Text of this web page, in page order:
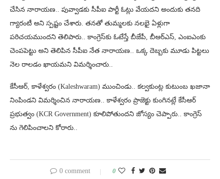
చేసిన నారాయణ.. పువ్వాడకు సీపీఐ పార్టీ ఓట్లు వేయదని అందుకు తనది
గ్యారంటీ అని స్పష్టం చేశారు. తనతో తుమ్మలకు నలభై ఏళ్లుగా
పరిచయముందని తెలిపారు.. కాంగ్రెస్‌కు ఓటేస్తే బీజేపీ, బీఆర్‌ఎస్, ఎంఐఎంకు
చెంపపెట్టు అని తెలిపిన సీపీఐ నేత నారాయణ.. ఒక్క దెబ్బకు మూడు పిట్టలు
నెల రాలడం ఖాయమని విమర్శించారు..
కేసీఆర్, కాళేశ్వరం (Kaleshwaram) ముంచిండు.. కల్వకుంట్ల కుటుంబ ఖజానా
నింపిండని విమర్శించిన నారాయణ.. కాళేశ్వరం ప్రాజెక్టు కుంగినట్లే కేసీఆర్
ప్రభుత్వం (KCR Government) కూలిపోతుందని జోస్యం చెప్పారు.. కాంగ్రెస్
ను గెలిపించాలని కోరారు..
0 comment 0